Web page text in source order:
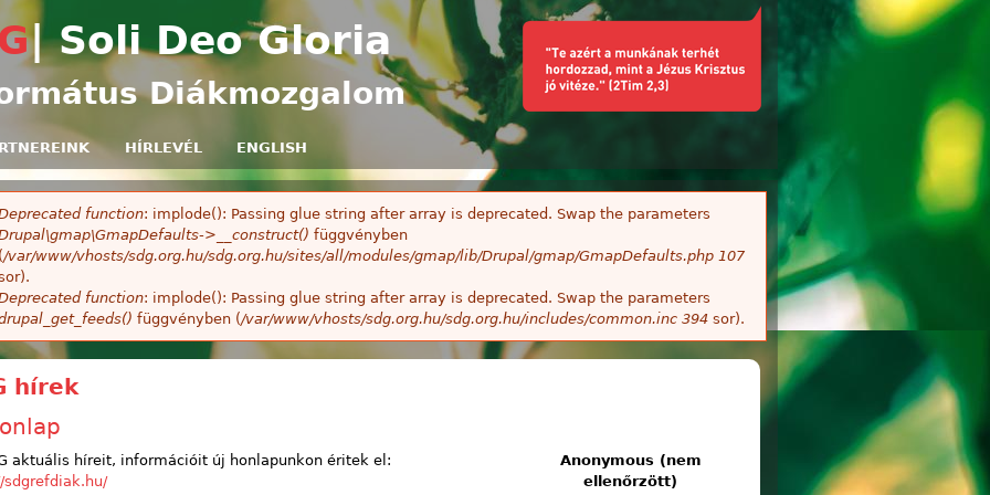
| Soli Deo Gloria
Diákmozgalom
HÍRLEVÉL ENGLISH
function: implode(): Passing glue string after array is deprecated. Swap the parameters
>__construct() függvényben
(/var/www/vhosts/sdg.org.hu/sdg.org.hu/sites/all/modules/gmap/lib/Drupal/gmap/GmapDefaults.php 107
function: implode(): Passing glue string after array is deprecated. Swap the parameters
függvényben (/var/www/vhosts/sdg.org.hu/sdg.org.hu/includes/common.inc 394 sor).
hírek
Anonymous (nem
ellenőrzött)
aktuális híreit, információit új honlapunkon éritek el:
sdgrefdiak.hu/